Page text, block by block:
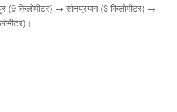
(9 किलोमीटर) → सोनप्रयाग (3 किलोमीटर) →